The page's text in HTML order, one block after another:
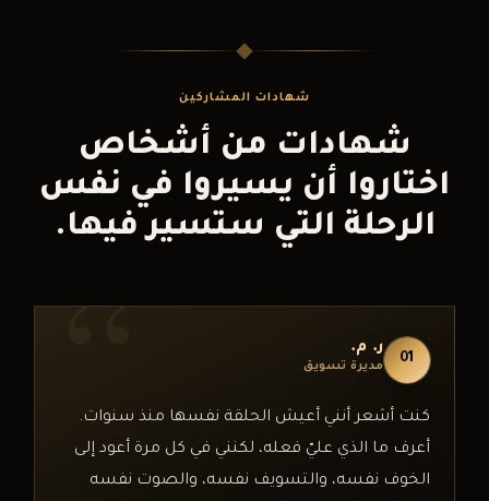
شهادات المشاركين
شهادات من أشخاص
اختاروا أن يسيروا في نفس
الرحلة التي ستسير فيها.
01
ر. م.
مديرة تسويق
كنت أشعر أنني أعيش الحلقة نفسها منذ سنوات.
أعرف ما الذي عليّ فعله، لكنني في كل مرة أعود إلى
الخوف نفسه، والتسويف نفسه، والصوت نفسه